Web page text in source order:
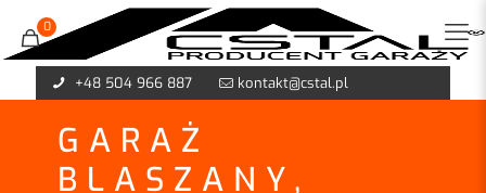
+48 504 966 887 kontakt@cstal.pl
0
GARAŻ
BLASZANY,